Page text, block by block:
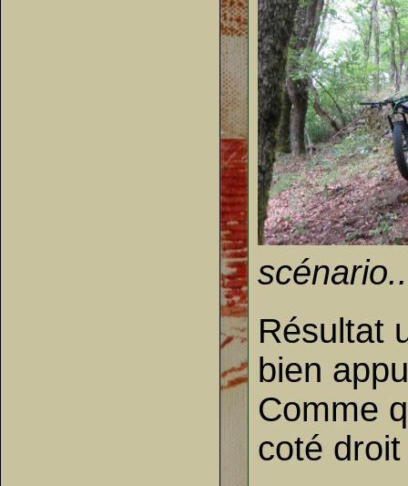
Résultat
bien
Comme
coté